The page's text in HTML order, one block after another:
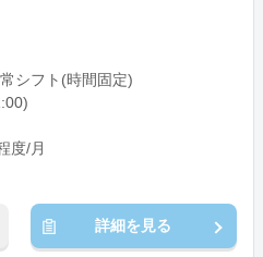
シフト(時間固定)
度/月
詳細を見る